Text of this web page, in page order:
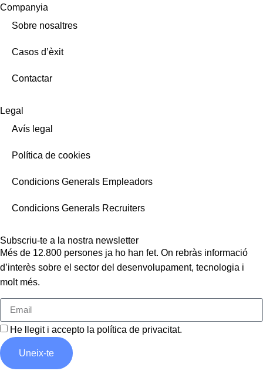
Companyia
Sobre nosaltres
Casos d’èxit
Contactar
Legal
Avís legal
Política de cookies
Condicions Generals Empleadors
Condicions Generals Recruiters
Subscriu-te a la nostra newsletter
Més de 12.800 persones ja ho han fet. On rebràs informació
d’interès sobre el sector del desenvolupament, tecnologia i
molt més.
He llegit i accepto la política de privacitat.
Uneix-te